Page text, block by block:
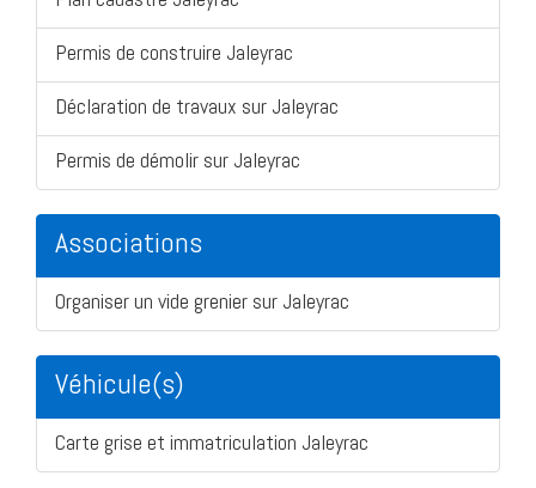
Permis de construire Jaleyrac
Déclaration de travaux sur Jaleyrac
Permis de démolir sur Jaleyrac
Associations
Organiser un vide grenier sur Jaleyrac
Véhicule(s)
Carte grise et immatriculation Jaleyrac